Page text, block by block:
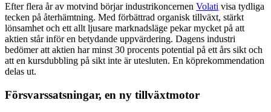
Efter flera år av motvind börjar industrikoncernen Volati visa tydliga
tecken på återhämtning. Med förbättrad organisk tillväxt, stärkt
lönsamhet och ett allt ljusare marknadsläge pekar mycket på att
aktien står inför en betydande uppvärdering. Dagens industri
bedömer att aktien har minst 30 procents potential på ett års sikt och
att en kursdubbling på sikt inte är utesluten. En köprekommendation
delas ut.
Försvarssatsningar, en ny tillväxtmotor